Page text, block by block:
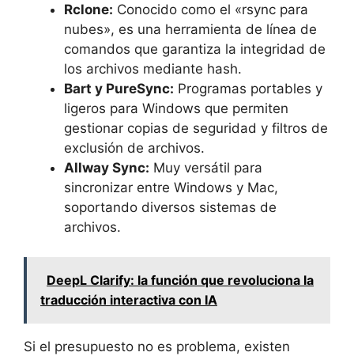
Rclone: Conocido como el «rsync para
nubes», es una herramienta de línea de
comandos que garantiza la integridad de
los archivos mediante hash.
Bart y PureSync: Programas portables y
ligeros para Windows que permiten
gestionar copias de seguridad y filtros de
exclusión de archivos.
Allway Sync: Muy versátil para
sincronizar entre Windows y Mac,
soportando diversos sistemas de
archivos.
DeepL Clarify: la función que revoluciona la
traducción interactiva con IA
Si el presupuesto no es problema, existen